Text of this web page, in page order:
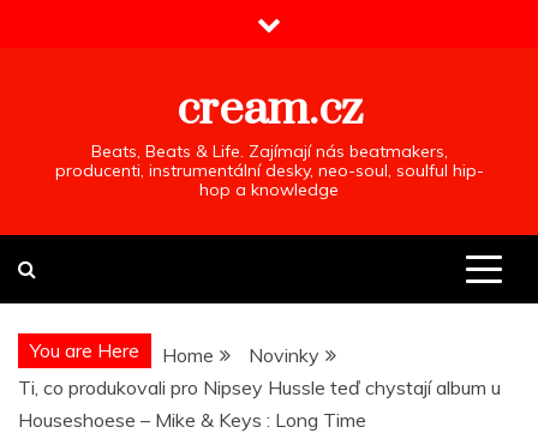
cream.cz
Beats, Beats & Life. Zajímají nás beatmakers,
producenti, instrumentální desky, neo-soul, soulful hip-
hop a knowledge
You are Here Home
Novinky
Ti, co produkovali pro Nipsey Hussle teď chystají album u
Houseshoese – Mike & Keys : Long Time